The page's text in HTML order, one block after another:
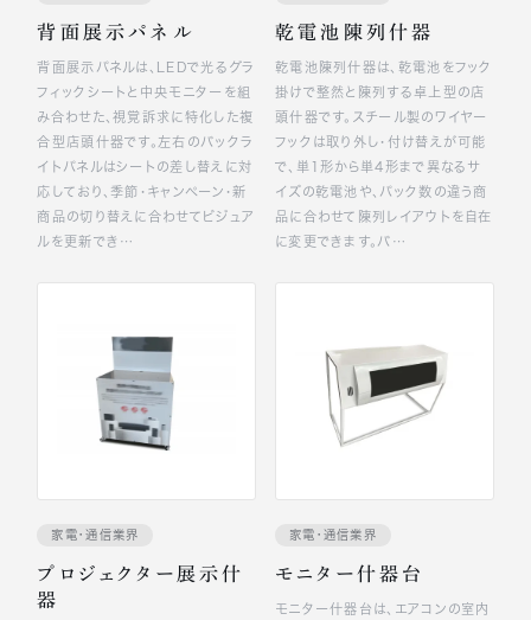
背面展示パネル
背面展示パネルは、LEDで光るグラ
フィックシートと中央モニターを組
み合わせた、視覚訴求に特化した複
合型店頭什器です。左右のバックラ
イトパネルはシートの差し替えに対
応しており、季節・キャンペーン・新
商品の切り替えに合わせてビジュア
ルを更新でき…
乾電池陳列什器
乾電池陳列什器は、乾電池をフック
掛けで整然と陳列する卓上型の店
頭什器です。スチール製のワイヤー
フックは取り外し・付け替えが可能
で、単1形から単4形まで異なるサ
イズの乾電池や、パック数の違う商
品に合わせて陳列レイアウトを自在
に変更できます。バ…
家電・通信業界
プロジェクター展示什
器
家電・通信業界
モニター什器台
モニター什器台は、エアコンの室内